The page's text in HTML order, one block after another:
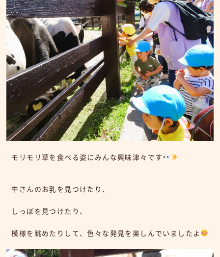
モリモリ草を食べる姿にみんな興味津々です
牛さんのお乳を見つけたり、
しっぽを見つけたり、
模様を眺めたりして、色々な発見を楽しんでいましたよ